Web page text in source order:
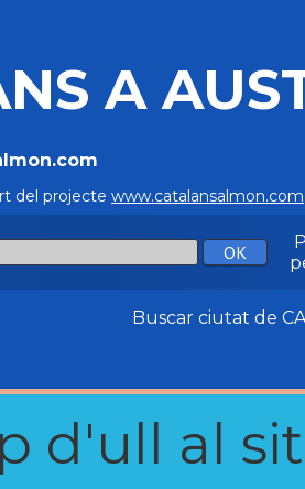
A
del projecte www.catalansalmon.com
Buscar ciutat de
d'ull al